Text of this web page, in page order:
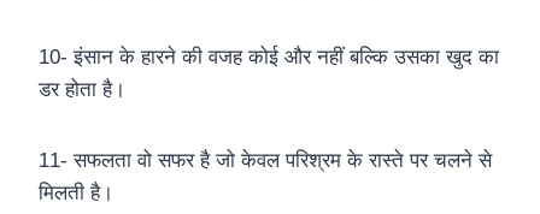
10- इंसान के हारने की वजह कोई और नहीं बल्कि उसका खुद का
डर होता है।
11- सफलता वो सफर है जो केवल परिश्रम के रास्ते पर चलने से
मिलती है।